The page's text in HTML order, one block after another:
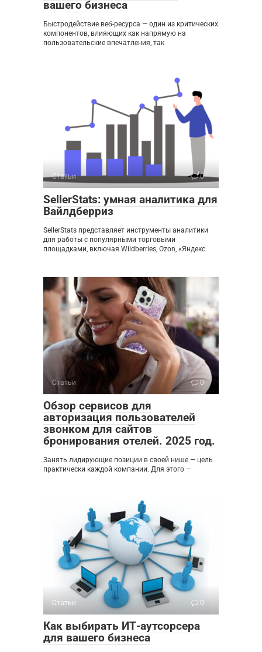
вашего бизнеса
Быстродействие веб-ресурса — один из критических
компонентов, влияющих как напрямую на
пользовательские впечатления, так
Статьи 0
SellerStats: умная аналитика для
Вайлдберриз
SellerStats представляет инструменты аналитики
для работы с популярными торговыми
площадками, включая Wildberries, Ozon, «Яндекс
Статьи 0
Обзор сервисов для
авторизация пользователей
звонком для сайтов
бронирования отелей. 2025 год.
Занять лидирующие позиции в своей нише — цель
практически каждой компании. Для этого —
Статьи 0
Как выбирать ИТ-аутсорсера
для вашего бизнеса